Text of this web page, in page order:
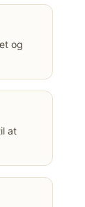
og
at